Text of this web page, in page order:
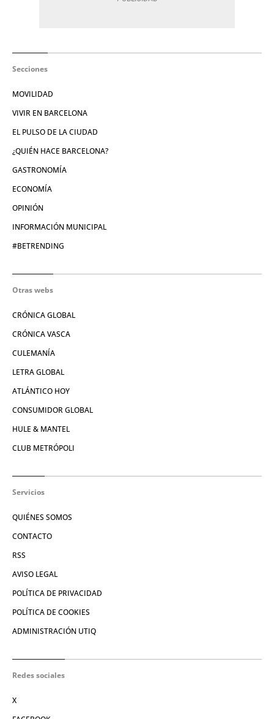
Secciones
MOVILIDAD
VIVIR EN BARCELONA
EL PULSO DE LA CIUDAD
¿QUIÉN HACE BARCELONA?
GASTRONOMÍA
ECONOMÍA
OPINIÓN
INFORMACIÓN MUNICIPAL
#BETRENDING
Otras webs
CRÓNICA GLOBAL
CRÓNICA VASCA
CULEMANÍA
LETRA GLOBAL
ATLÁNTICO HOY
CONSUMIDOR GLOBAL
HULE & MANTEL
CLUB METRÓPOLI
Servicios
QUIÉNES SOMOS
CONTACTO
RSS
AVISO LEGAL
POLÍTICA DE PRIVACIDAD
POLÍTICA DE COOKIES
ADMINISTRACIÓN UTIQ
Redes sociales
X